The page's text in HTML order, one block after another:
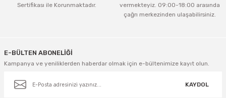
Sertifikası ile Korunmaktadır.
vermekteyiz. 09:00-18:00 arasında
çağrı merkezinden ulaşabilirsiniz.
E-BÜLTEN ABONELİĞİ
Kampanya ve yeniliklerden haberdar olmak için e-bültenimize kayıt olun.
KAYDOL